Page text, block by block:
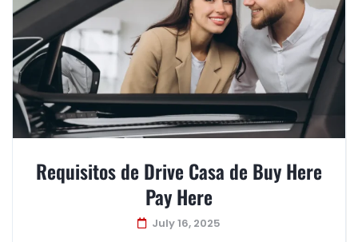
Requisitos de Drive Casa de Buy Here
Pay Here
July 16, 2025